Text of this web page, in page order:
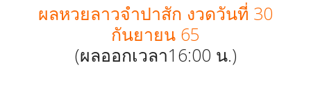
ผลหวยลาวจำปาสัก งวดวันที่ 30
กันยายน 65
(ผลออกเวลา16:00 น.)